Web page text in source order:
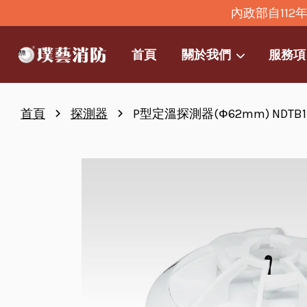
內政部自112
首頁 關於我們 服務
首頁 › 探測器 › P型定溫探測器(Ф62mm) NDTB1